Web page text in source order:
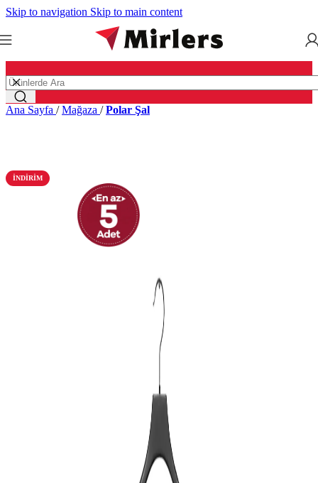
Skip to navigation Skip to main content
Ana Sayfa / Mağaza / Polar Şal
İNDIRIM